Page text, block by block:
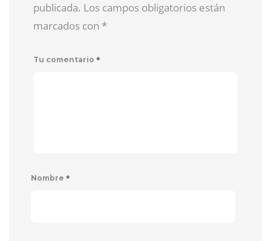
publicada. Los campos obligatorios están
marcados con *
Tu comentario *
Nombre *